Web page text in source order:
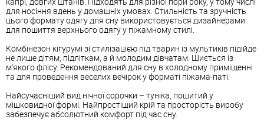
для носіння вдень у домашніх умовах. Стильність та зручність
цього формату одягу для сну використовується дизайнерами
для пошиття верхнього одягу у піжамному стилі.
Комбінезон кігурумі зі стилізацією під тварин із мультиків підійде
не лише дітям, підліткам, а й молодим дівчатам. Шиється із
м'якого флісу. Рекомендований для сну в холодному приміщенні
та для проведення веселих вечірок у форматі піжама-паті.
Найсучасніший вид нічної сорочки – туніка, пошитий у
мішковидної формі. Найпростіший крій та просторість виробу
забезпечує абсолютний комфорт під час сну.